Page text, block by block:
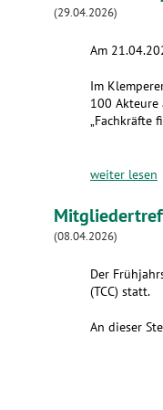
(29.04.2026)
Am
Im
100 Akteure
„Fachkräfte
weiter lesen
(08.04.2026)
Der
(TCC) statt.
An dieser